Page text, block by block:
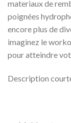
materiaux de
poignées
encore plus de
imaginez le
pour atteindre
Description